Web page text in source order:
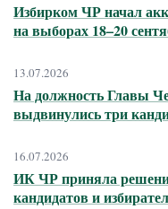
Избирком ЧР начал
на выборах 18–20
13.07.2026
На должность Главы
выдвинулись три
16.07.2026
ИК ЧР приняла
кандидатов и